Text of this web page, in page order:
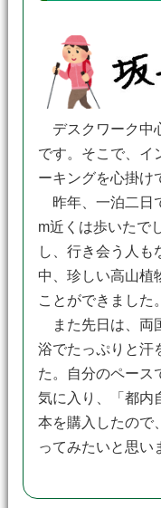
デスクワーク中
です。そこで、イ
ーキングを心掛け
昨年、一泊二日
m近くは歩いたで
し、行き会う人も
中、珍しい高山植
ことができました。
また先日は、両
浴でたっぷりと汗
た。自分のペース
気に入り、「都内
本を購入したので
ってみたいと思い